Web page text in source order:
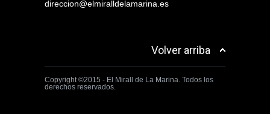
direccion@elmiralldelamarina.es
Volver arriba
Copyright ©2015 - El Mirall de La Marina. Todos los
derechos reservados.